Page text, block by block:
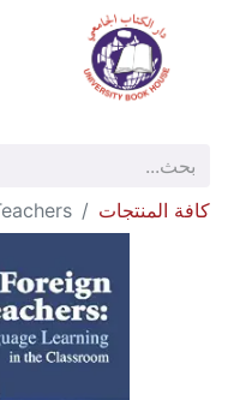
كافة المنتجات